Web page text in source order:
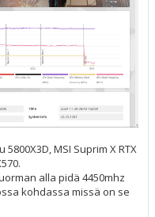
MSI Suprim X RTX
alla pidä 4450mhz
kohdassa missä on se